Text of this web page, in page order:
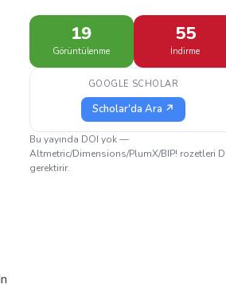
19
Görüntülenme
55
İndirme
GOOGLE SCHOLAR
Scholar'da Ara ↗
Bu yayında DOI yok —
Altmetric/Dimensions/PlumX/BIP! rozetleri
gerektirir.